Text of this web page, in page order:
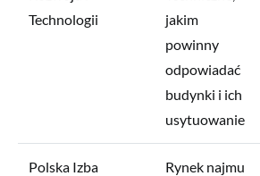
Technologii
jakim
powinny
odpowiadać
budynki i ich
usytuowanie
Polska Izba
Rynek najmu